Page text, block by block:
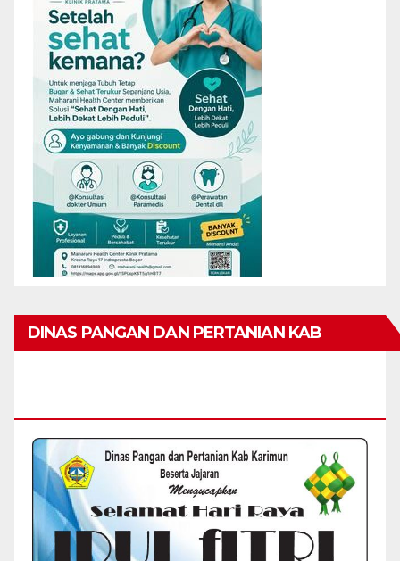
DINAS PANGAN DAN PERTANIAN KAB